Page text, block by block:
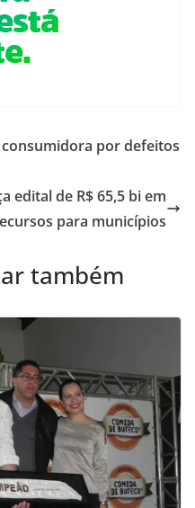
por defeitos
edital de R$ 65,5 bi em
para municípios
também